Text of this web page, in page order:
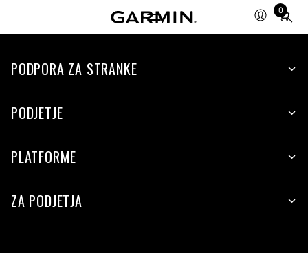
0
Total
items
cart:
PODPORA ZA STRANKE
PODJETJE
PLATFORME
ZA PODJETJA